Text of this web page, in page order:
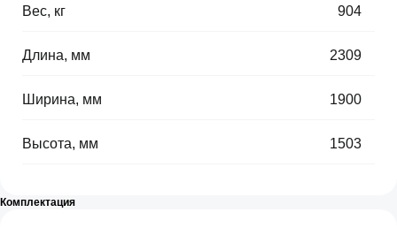
Вес, кг 904
Длина, мм 2309
Ширина, мм 1900
Высота, мм 1503
Комплектация